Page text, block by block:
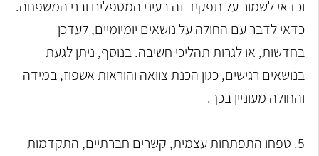
וכדאי לשמור על תפקיד זה בעיני המטפלים ובני המשפחה.
כדאי לדבר עם החולה על נושאים יומיומיים, לעדכן
בחדשות, או לגרות תהליכי חשיבה. בנוסף, ניתן לגעת
בנושאים רגישים, כגון הכנת צוואה והוראות אשפוז, במידה
והחולה מעוניין בכך.
5. טפחו התפתחות עצמית, קשרים חברתיים, התקדמות